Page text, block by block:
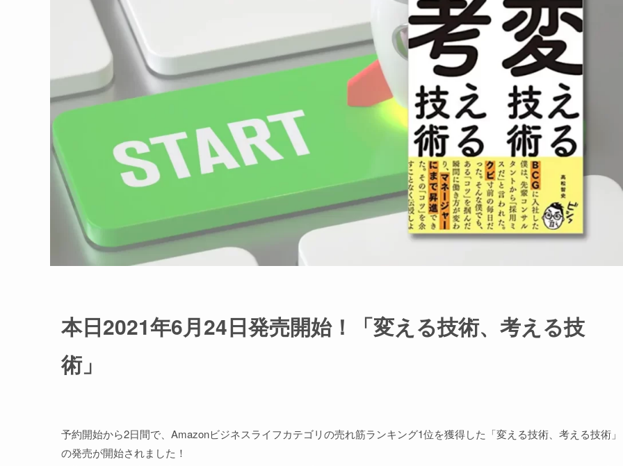
本日2021年6月24日発売開始！「変える技術、考える技
術」
予約開始から2日間で、Amazonビジネスライフカテゴリの売れ筋ランキング1位を獲得した「変える技術、考える技術」
の発売が開始されました！